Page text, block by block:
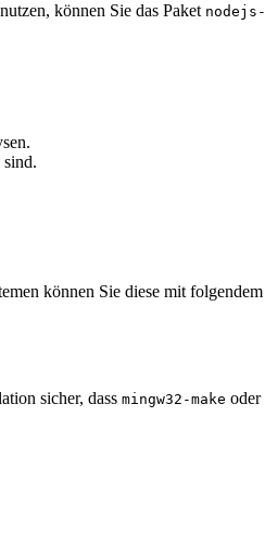
können Sie das Paket
können Sie diese mit
sicher, dass mingw32-make oder